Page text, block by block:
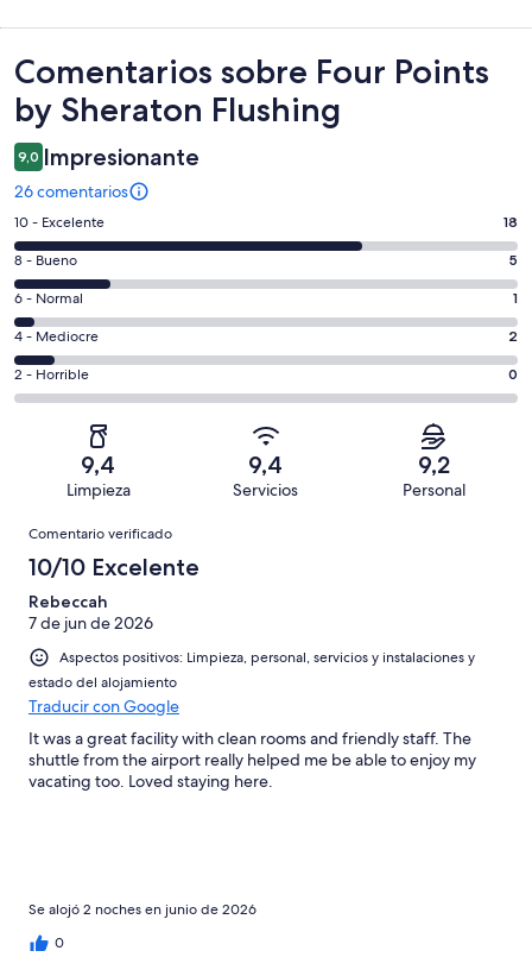
Comentarios
Comentarios sobre Four Points
by Sheraton Flushing
9,0 Impresionante
26 comentarios
18
comentarios
de
un
total
de
26
con
puntuación
10 - Excelente 18
5
comentarios
de
un
total
de
26
puntuación
Bueno
8 - Bueno 5
1
comentarios
de
un
total
puntuación
Normal
6 - Normal 1
2
comentarios
de
una
puntuación
Mediocre
4 - Mediocre 2
0
comentarios
26
una
puntuación
de
Horrible
2 - Horrible 0
9,4
Limpieza
9,4
Servicios
9,2
Personal
Comentarios
Comentario verificado
10/10 Excelente
Rebeccah
7 de jun de 2026
Aspectos positivos: Limpieza, personal, servicios y instalaciones y
estado del alojamiento
Traducir con Google
It was a great facility with clean rooms and friendly staff. The
shuttle from the airport really helped me be able to enjoy my
vacating too. Loved staying here.
Se alojó 2 noches en junio de 2026
0